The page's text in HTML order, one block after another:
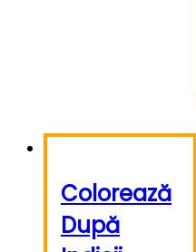
Colorează
După